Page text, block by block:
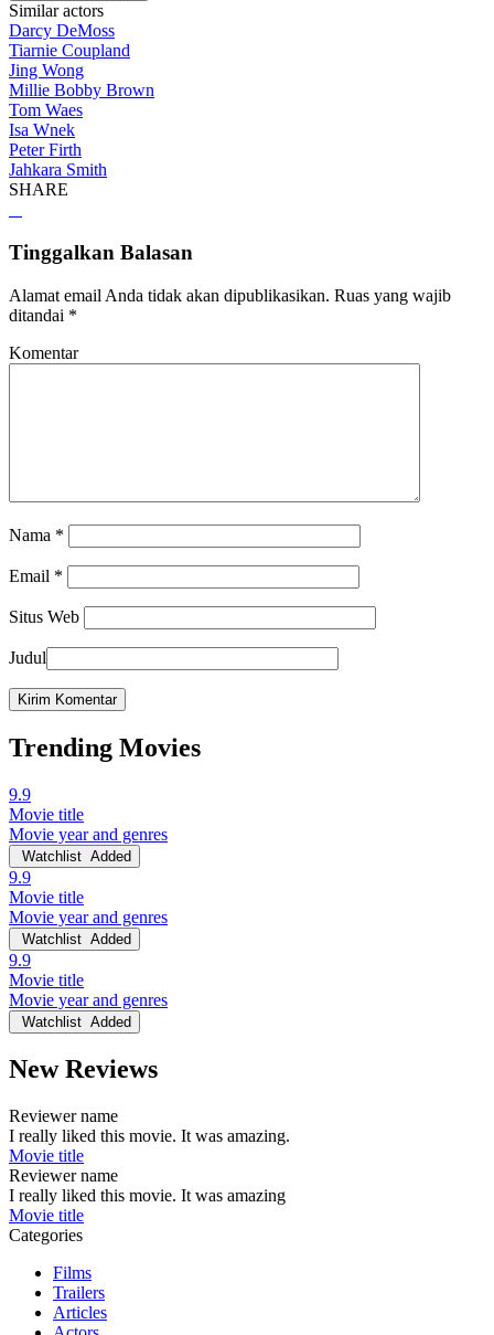
Similar actors
Darcy DeMoss
Tiarnie Coupland
Jing Wong
Millie Bobby Brown
Tom Waes
Isa Wnek
Peter Firth
Jahkara Smith
SHARE
Tinggalkan Balasan
Alamat email Anda tidak akan dipublikasikan. Ruas yang wajib
ditandai *
Komentar
Nama *
Email *
Situs Web
Judul
Trending Movies
9.9
Movie title
Movie year and genres
Watchlist Added
9.9
Movie title
Movie year and genres
Watchlist Added
9.9
Movie title
Movie year and genres
Watchlist Added
New Reviews
Reviewer name
I really liked this movie. It was amazing.
Movie title
Reviewer name
I really liked this movie. It was amazing
Movie title
Categories
Films
Trailers
Articles